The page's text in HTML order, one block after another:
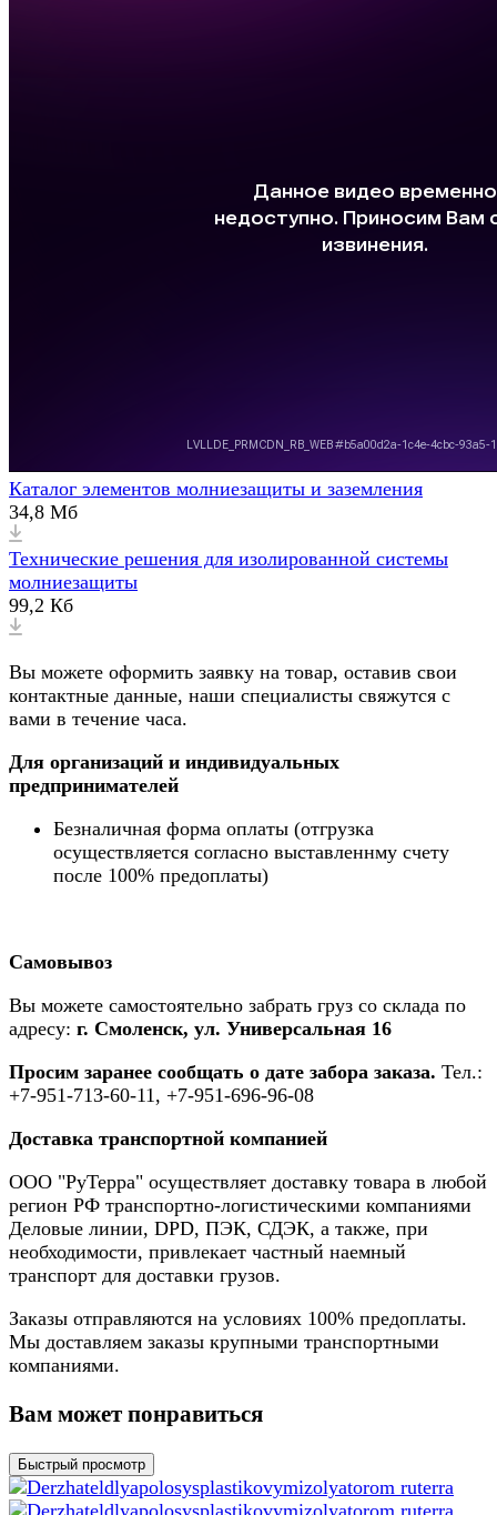
Каталог элементов молниезащиты и заземления
34,8 Мб
Технические решения для изолированной системы
молниезащиты
99,2 Кб
Вы можете оформить заявку на товар, оставив свои
контактные данные, наши специалисты свяжутся с
вами в течение часа.
Для организаций и индивидуальных
предпринимателей
Безналичная форма оплаты (отгрузка
осуществляется согласно выставленнму счету
после 100% предоплаты)
Самовывоз
Вы можете самостоятельно забрать груз со склада по
адресу: г. Смоленск, ул. Универсальная 16
Просим заранее сообщать о дате забора заказа. Тел.:
+7-951-713-60-11, +7-951-696-96-08
Доставка транспортной компанией
ООО "РуТерра" осуществляет доставку товара в любой
регион РФ транспортно-логистическими компаниями
Деловые линии, DPD, ПЭК, СДЭК, а также, при
необходимости, привлекает частный наемный
транспорт для доставки грузов.
Заказы отправляются на условиях 100% предоплаты.
Мы доставляем заказы крупными транспортными
компаниями.
Вам может понравиться
Быстрый просмотр